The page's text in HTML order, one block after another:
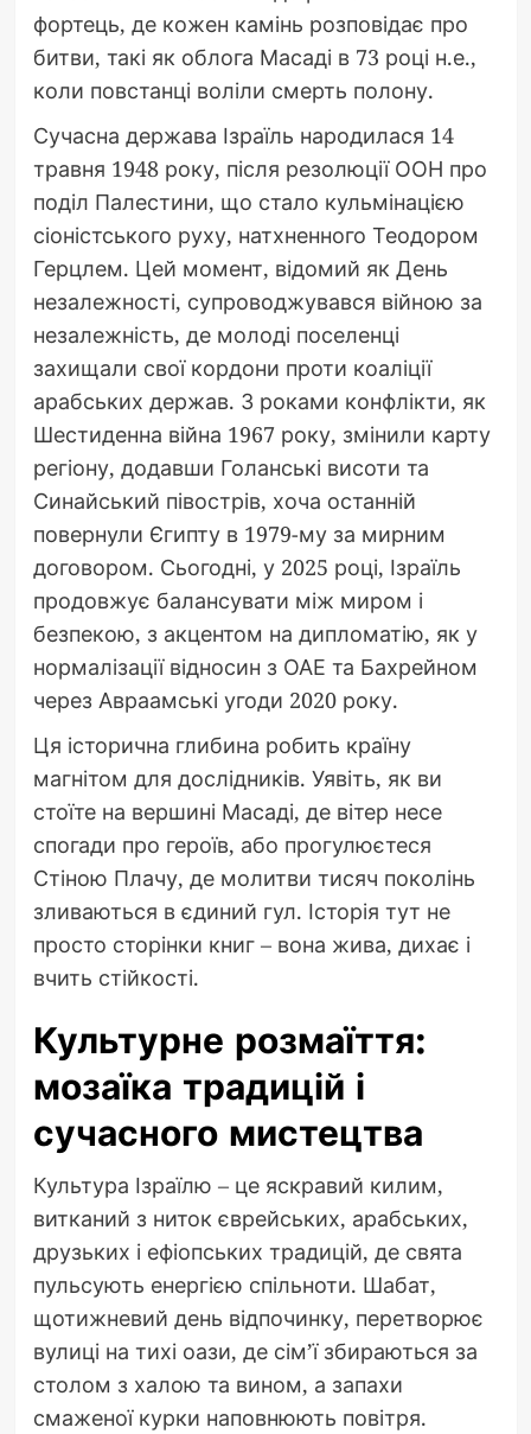
фортець, де кожен камінь розповідає про
битви, такі як облога Масаді в 73 році н.е.,
коли повстанці воліли смерть полону.
Сучасна держава Ізраїль народилася 14
травня 1948 року, після резолюції ООН про
поділ Палестини, що стало кульмінацією
сіоністського руху, натхненного Теодором
Герцлем. Цей момент, відомий як День
незалежності, супроводжувався війною за
незалежність, де молоді поселенці
захищали свої кордони проти коаліції
арабських держав. З роками конфлікти, як
Шестиденна війна 1967 року, змінили карту
регіону, додавши Голанські висоти та
Синайський півострів, хоча останній
повернули Єгипту в 1979-му за мирним
договором. Сьогодні, у 2025 році, Ізраїль
продовжує балансувати між миром і
безпекою, з акцентом на дипломатію, як у
нормалізації відносин з ОАЕ та Бахрейном
через Авраамські угоди 2020 року.
Ця історична глибина робить країну
магнітом для дослідників. Уявіть, як ви
стоїте на вершині Масаді, де вітер несе
спогади про героїв, або прогулюєтеся
Стіною Плачу, де молитви тисяч поколінь
зливаються в єдиний гул. Історія тут не
просто сторінки книг – вона жива, дихає і
вчить стійкості.
Культурне розмаїття:
мозаїка традицій і
сучасного мистецтва
Культура Ізраїлю – це яскравий килим,
витканий з ниток єврейських, арабських,
друзьких і ефіопських традицій, де свята
пульсують енергією спільноти. Шабат,
щотижневий день відпочинку, перетворює
вулиці на тихі оази, де сім’ї збираються за
столом з халою та вином, а запахи
смаженої курки наповнюють повітря.